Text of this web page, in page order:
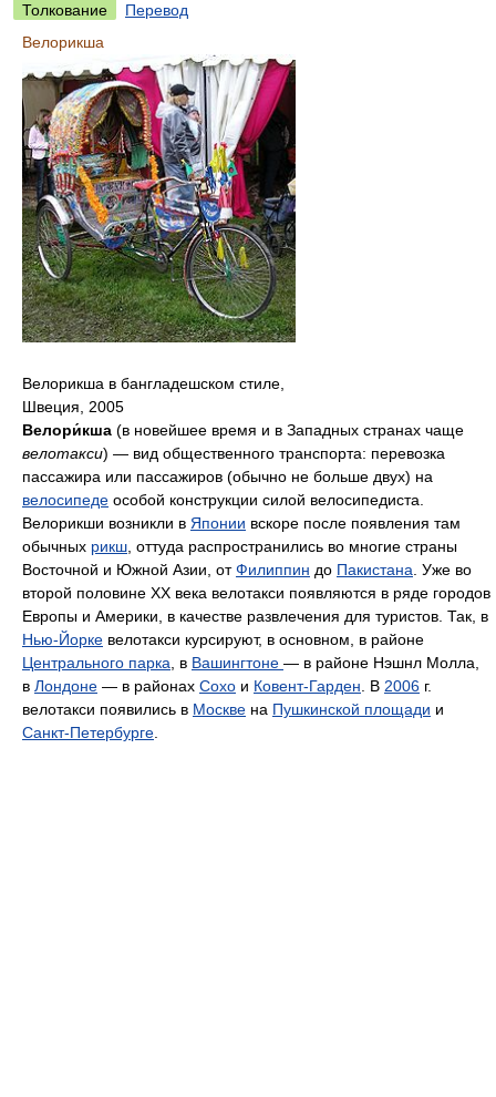
Толкование
Перевод
Велорикша
Велорикша в бангладешском стиле,
Швеция, 2005
Велори́кша (в новейшее время и в Западных странах чаще
велотакси) — вид общественного транспорта: перевозка
пассажира или пассажиров (обычно не больше двух) на
велосипеде особой конструкции силой велосипедиста.
Велорикши возникли в Японии вскоре после появления там
обычных рикш , оттуда распространились во многие страны
Восточной и Южной Азии, отФилиппин до Пакистана . Уже во
второй половине XX века велотакси появляются в ряде городов
Европы и Америки, в качестве развлечения для туристов. Так, в
Нью-Йорке велотакси курсируют, в основном, в районе
Центрального парка , в Вашингтоне — в районе Нэшнл Молла,
в Лондоне — в районах Сохо и Ковент-Гарден . В 2006 г.
велотакси появились в Москве на Пушкинской площади и
Санкт-Петербурге